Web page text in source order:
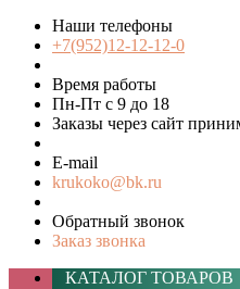
Наши телефоны
+7(952)12-12-12-0
Время работы
Пн-Пт с 9 до 18
Заказы через сайт
E-mail
krukoko@bk.ru
Обратный звонок
Заказ звонка
КАТАЛОГ ТОВАРОВ